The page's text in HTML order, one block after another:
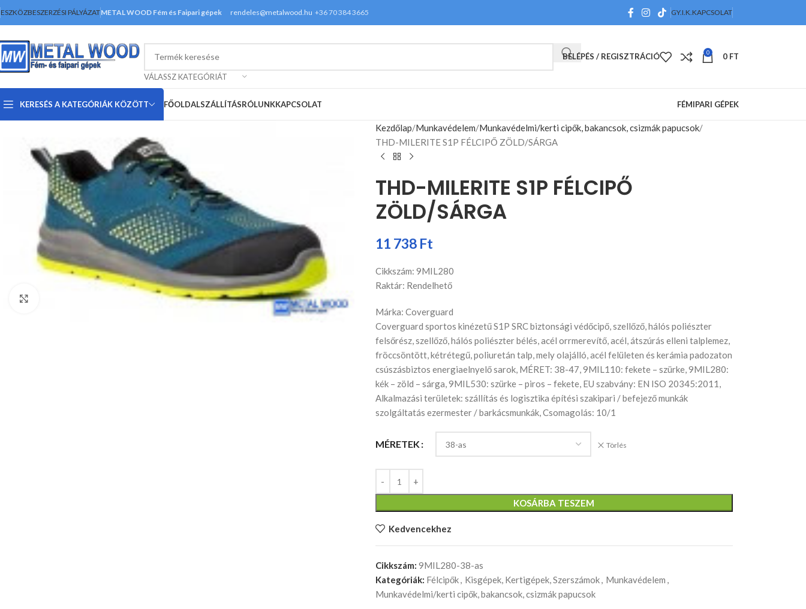
ESZKÖZBESZERZÉSI PÁLYÁZATMETAL WOOD Fém és Faipari gépek rendeles@metalwood.hu +36 70 384 3665 GY.I.K.KAPCSOLAT
VÁLASSZ KATEGÓRIÁT
BELÉPÉS / REGISZTRÁCIÓ 0 0 FT
KERESÉS A KATEGÓRIÁK KÖZÖTT FŐOLDALSZÁLLÍTÁSRÓLUNKKAPCSOLAT FÉMIPARI GÉPEK
Kezdőlap Munkavédelem Munkavédelmi/kerti cipők, bakancsok, csizmák papucsok
THD-MILERITE S1P FÉLCIPŐ ZÖLD/SÁRGA
THD-MILERITE S1P FÉLCIPŐ
ZÖLD/SÁRGA
11 738 Ft
Cikkszám: 9MIL280
Raktár: Rendelhető
Márka: Coverguard
Coverguard sportos kinézetű S1P SRC biztonsági védőcipő, szellőző, hálós poliészter
felsőrész, szellőző, hálós poliészter bélés, acél orrmerevítő, acél, átszúrás elleni talplemez,
fröccsöntött, kétrétegű, poliuretán talp, mely olajálló, acél felületen és kerámia padozaton
csúszásbiztos energiaelnyelő sarok, MÉRET: 38-47, 9MIL110: fekete – szürke, 9MIL280:
kék – zöld – sárga, 9MIL530: szürke – piros – fekete, EU szabvány: EN ISO 20345:2011,
Alkalmazási területek: szállítás és logisztika építési szakipari / befejező munkák
szolgáltatás ezermester / barkácsmunkák, Csomagolás: 10/1
MÉRETEK Törlés
KOSÁRBA TESZEM
Kedvencekhez
Cikkszám: 9MIL280-38-as
Kategóriák: Félcipők, Kisgépek, Kertigépek, Szerszámok, Munkavédelem ,
Munkavédelmi/kerti cipők, bakancsok, csizmák papucsok